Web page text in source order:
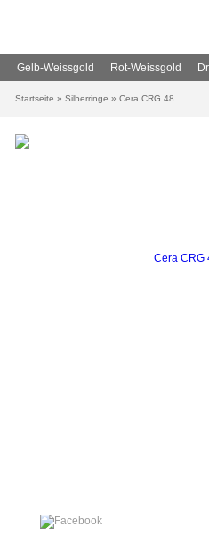
Gelb-Weissgold Rot-Weissgold
Startseite » Silberringe » Cera CRG 48